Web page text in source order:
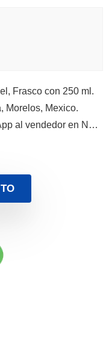
Frasco con 250 ml.
Morelos, Mexico.
al vendedor en N…